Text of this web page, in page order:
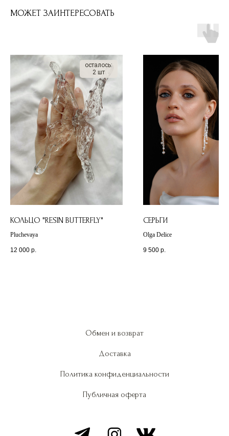
МОЖЕТ ЗАИНТЕРЕСОВАТЬ
осталось:
2 шт
КОЛЬЦО "RESIN BUTTERFLY"
Pluchevaya
12 000 р.
СЕРЬГИ
Olga Delice
9 500 р.
Обмен и возврат
Доставка
Политика конфиденциальности
Публичная оферта